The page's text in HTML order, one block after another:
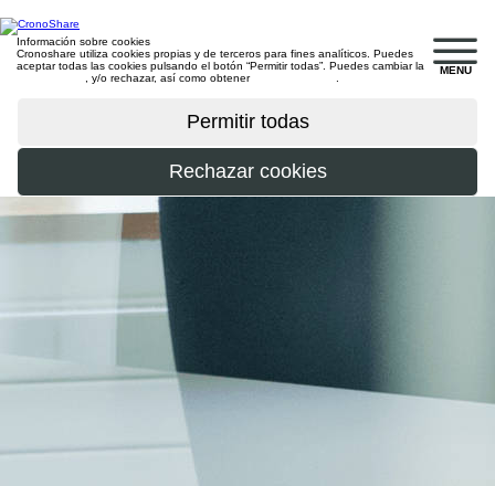
MENU
Información sobre cookies
Cronoshare utiliza cookies propias y de terceros para fines analíticos. Puedes
aceptar todas las cookies pulsando el botón “Permitir todas”. Puedes cambiar la
, y/o rechazar, así como obtener